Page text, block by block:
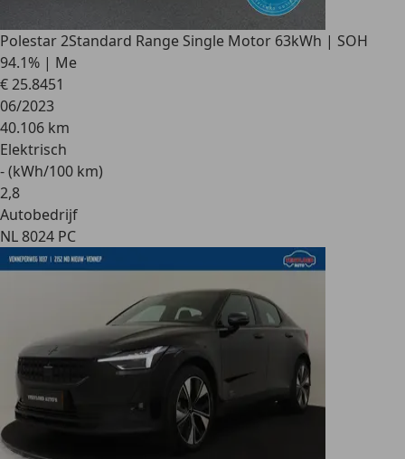
Polestar 2Standard Range Single Motor 63kWh | SOH
94.1% | Me
€ 25.8451
06/2023
40.106 km
Elektrisch
- (kWh/100 km)
2,8
Autobedrijf
NL 8024 PC